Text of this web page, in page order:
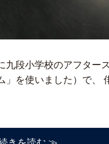
段小学校のアフター
」を使いました）で